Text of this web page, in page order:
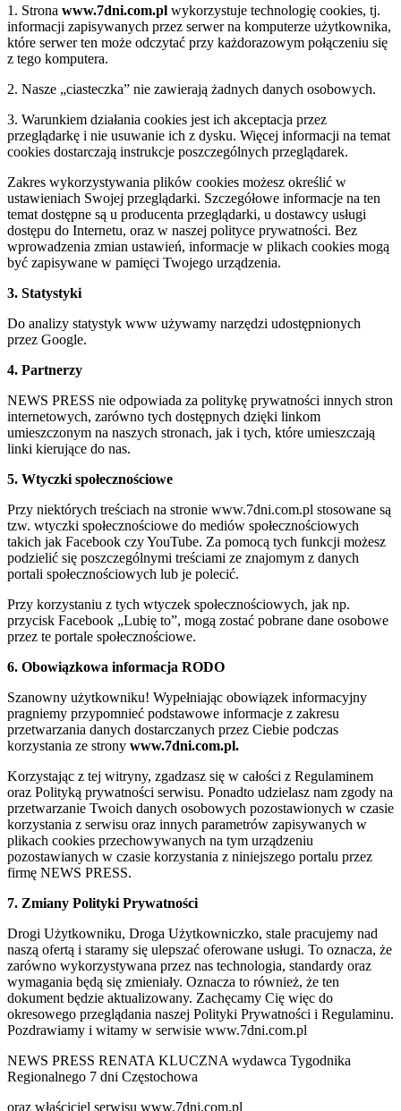
1. Strona www.7dni.com.pl wykorzystuje technologię cookies, tj.
informacji zapisywanych przez serwer na komputerze użytkownika,
które serwer ten może odczytać przy każdorazowym połączeniu się
z tego komputera.
2. Nasze „ciasteczka” nie zawierają żadnych danych osobowych.
3. Warunkiem działania cookies jest ich akceptacja przez
przeglądarkę i nie usuwanie ich z dysku. Więcej informacji na temat
cookies dostarczają instrukcje poszczególnych przeglądarek.
Zakres wykorzystywania plików cookies możesz określić w
ustawieniach Swojej przeglądarki. Szczegółowe informacje na ten
temat dostępne są u producenta przeglądarki, u dostawcy usługi
dostępu do Internetu, oraz w naszej polityce prywatności. Bez
wprowadzenia zmian ustawień, informacje w plikach cookies mogą
być zapisywane w pamięci Twojego urządzenia.
3. Statystyki
Do analizy statystyk www używamy narzędzi udostępnionych
przez Google.
4. Partnerzy
NEWS PRESS nie odpowiada za politykę prywatności innych stron
internetowych, zarówno tych dostępnych dzięki linkom
umieszczonym na naszych stronach, jak i tych, które umieszczają
linki kierujące do nas.
5. Wtyczki społecznościowe
Przy niektórych treściach na stronie www.7dni.com.pl stosowane są
tzw. wtyczki społecznościowe do mediów społecznościowych
takich jak Facebook czy YouTube. Za pomocą tych funkcji możesz
podzielić się poszczególnymi treściami ze znajomym z danych
portali społecznościowych lub je polecić.
Przy korzystaniu z tych wtyczek społecznościowych, jak np.
przycisk Facebook „Lubię to”, mogą zostać pobrane dane osobowe
przez te portale społecznościowe.
6. Obowiązkowa informacja RODO
Szanowny użytkowniku! Wypełniając obowiązek informacyjny
pragniemy przypomnieć podstawowe informacje z zakresu
przetwarzania danych dostarczanych przez Ciebie podczas
korzystania ze strony www.7dni.com.pl.
Korzystając z tej witryny, zgadzasz się w całości z Regulaminem
oraz Polityką prywatności serwisu. Ponadto udzielasz nam zgody na
przetwarzanie Twoich danych osobowych pozostawionych w czasie
korzystania z serwisu oraz innych parametrów zapisywanych w
plikach cookies przechowywanych na tym urządzeniu
pozostawianych w czasie korzystania z niniejszego portalu przez
firmę NEWS PRESS.
7. Zmiany Polityki Prywatności
Drogi Użytkowniku, Droga Użytkowniczko, stale pracujemy nad
naszą ofertą i staramy się ulepszać oferowane usługi. To oznacza, że
zarówno wykorzystywana przez nas technologia, standardy oraz
wymagania będą się zmieniały. Oznacza to również, że ten
dokument będzie aktualizowany. Zachęcamy Cię więc do
okresowego przeglądania naszej Polityki Prywatności i Regulaminu.
Pozdrawiamy i witamy w serwisie www.7dni.com.pl
NEWS PRESS RENATA KLUCZNA wydawca Tygodnika
Regionalnego 7 dni Częstochowa
oraz właściciel serwisu www.7dni.com.pl